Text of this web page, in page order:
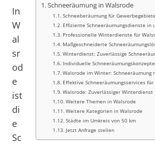
Schneeräumung in Walsrode
Schneeberäumung für
Effiziente Schneeräumungsdienste in
Professionelle Winterdienste für
Maßgeschneiderte
Winterdienst: Zuverlässige
Individuelle
Walsrode im Winter: Schneeräumung
Effektive Schneeräumungsservices für
Walsrode: Zuverlässiger
Weitere Themen in Walsrode
Weitere Kategorien in Walsrode
Städte im Umkreis von 50 km
Jetzt Anfrage stellen
In
W
al
sr
od
e
ist
di
e
Sc